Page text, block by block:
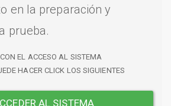
en la preparación y
prueba.
EL ACCESO AL SISTEMA
HACER CLICK LOS SIGUIENTES
AL SISTEMA